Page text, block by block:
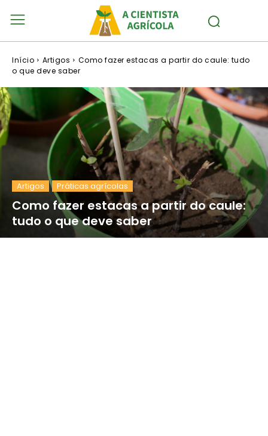
Início Artigos
Como fazer estacas a partir do caule: tudo
o que deve saber
Artigos Práticas agrícolas
Como fazer estacas a partir do caule:
tudo o que deve saber